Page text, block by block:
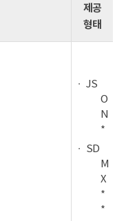
제공
형태
JS
O
N
*
SD
M
X
*
*